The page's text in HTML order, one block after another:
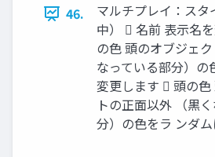
46.
マルチプレイ：スタ
中）  名前 表示名
の色 頭のオブジェ
なっている部分）の
変更します  頭の
トの正面以外 （黒
分）の色をラ ンダ